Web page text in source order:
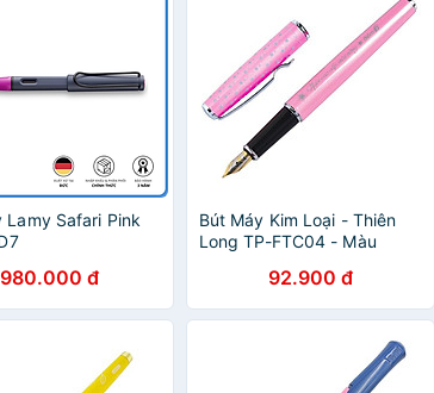
Lamy Safari Pink
980.000 đ
Bút Máy Kim Loại - Thiên
Long TP-FTC04 - Màu
92.900 đ